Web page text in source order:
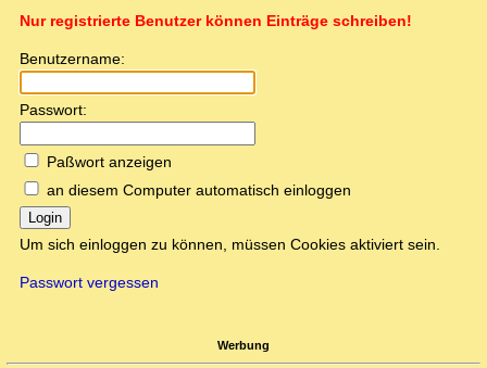
Nur registrierte Benutzer können Einträge schreiben!
Benutzername:
Passwort:
Paßwort anzeigen
an diesem Computer automatisch einloggen
Login
Um sich einloggen zu können, müssen Cookies aktiviert sein.
Passwort vergessen
Werbung